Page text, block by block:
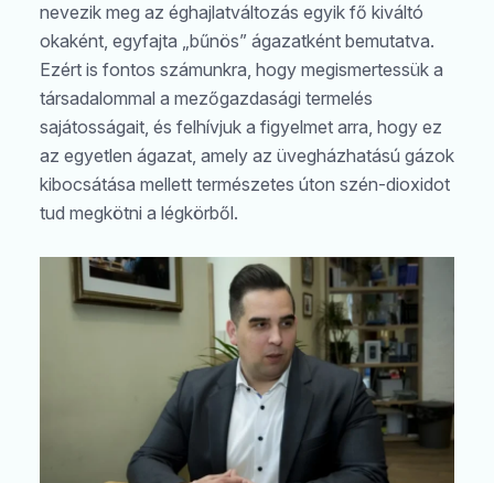
nevezik meg az éghajlatváltozás egyik fő kiváltó
okaként, egyfajta „bűnös” ágazatként bemutatva.
Ezért is fontos számunkra, hogy megismertessük a
társadalommal a mezőgazdasági termelés
sajátosságait, és felhívjuk a figyelmet arra, hogy ez
az egyetlen ágazat, amely az üvegházhatású gázok
kibocsátása mellett természetes úton szén-dioxidot
tud megkötni a légkörből.